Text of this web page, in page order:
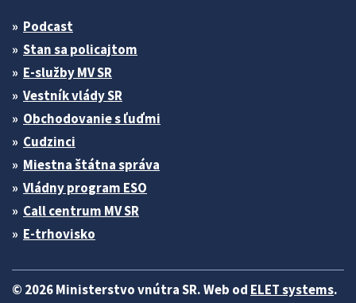
Podcast
Stan sa policajtom
E-služby MV SR
Vestník vlády SR
Obchodovanie s ľuďmi
Cudzinci
Miestna štátna správa
Vládny program ESO
Call centrum MV SR
E-trhovisko
© 2026 Ministerstvo vnútra SR. Web od ELET systems.